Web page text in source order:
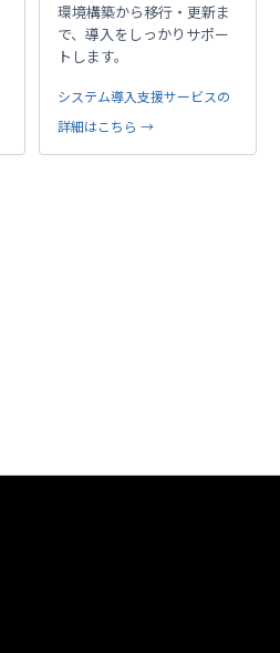
環境構築から移行・更新ま
で、導入をしっかりサポー
トします。
システム導入支援サービスの
詳細はこちら →